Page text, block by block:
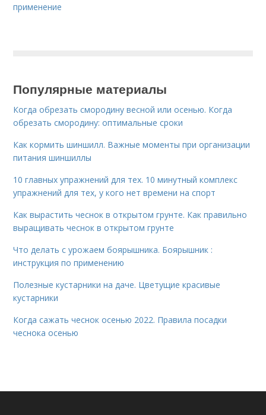
применение
Популярные материалы
Когда обрезать смородину весной или осенью. Когда
обрезать смородину: оптимальные сроки
Как кормить шиншилл. Важные моменты при организации
питания шиншиллы
10 главных упражнений для тех. 10 минутный комплекс
упражнений для тех, у кого нет времени на спорт
Как вырастить чеснок в открытом грунте. Как правильно
выращивать чеснок в открытом грунте
Что делать с урожаем боярышника. Боярышник :
инструкция по применению
Полезные кустарники на даче. Цветущие красивые
кустарники
Когда сажать чеснок осенью 2022. Правила посадки
чеснока осенью